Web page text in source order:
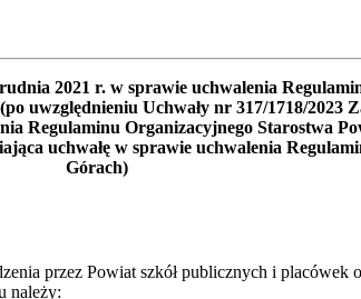
2021 r. w sprawie uchwalenia
uwzględnieniu Uchwały nr 317/1718/2023
Regulaminu Organizacyjnego Starostwa
uchwałę w sprawie uchwalenia
Górach)
przez Powiat szkół publicznych i
należy: